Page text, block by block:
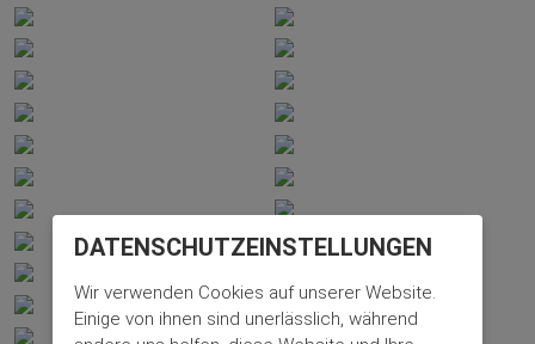
DATENSCHUTZ­EINSTELLUNGEN
Wir verwenden Cookies auf unserer Website.
Einige von ihnen sind unerlässlich, während